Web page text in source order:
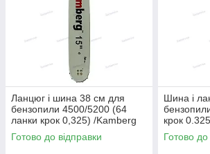
Ланцюг і шина 38 см для
бензопили 4500/5200 (64
ланки крок 0,325) /Kamberg
Готово до відправки
Шина і
крок
Готово до